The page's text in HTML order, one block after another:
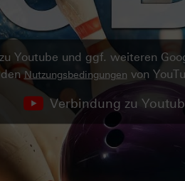
Youtube und ggf. weiteren
Nutzungsbedingungen von
Verbindung zu